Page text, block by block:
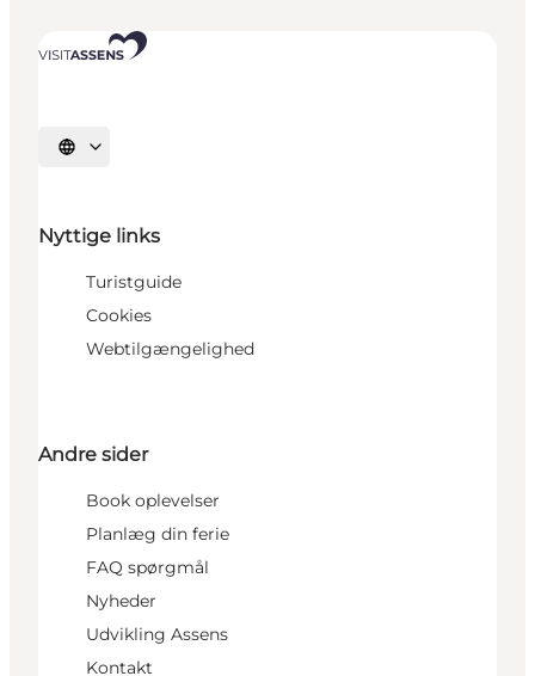
Vælg sprog
Nyttige links
Turistguide
Cookies
Webtilgængelighed
Andre sider
Book oplevelser
Planlæg din ferie
FAQ spørgmål
Nyheder
Udvikling Assens
Kontakt